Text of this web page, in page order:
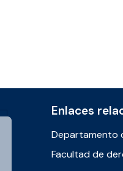
Enlaces
Departamento
Facultad de